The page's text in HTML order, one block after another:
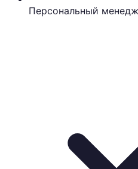
Персональный